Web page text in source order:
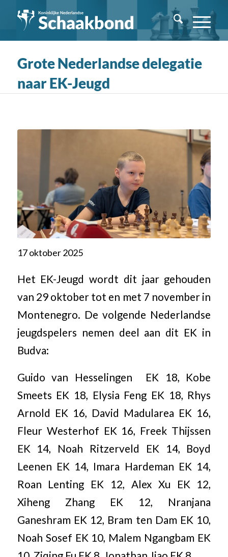
Grote Nederlandse delegatie
naar EK-Jeugd
17 oktober 2025
Het EK-Jeugd wordt dit jaar gehouden
van 29 oktober tot en met 7 november in
Montenegro. De volgende Nederlandse
jeugdspelers nemen deel aan dit EK in
Budva:
Guido van Hesselingen EK 18, Kobe
Smeets EK 18, Elysia Feng EK 18, Rhys
Arnold EK 16, David Madularea EK 16,
Fleur Westerhof EK 16, Freek Thijssen
EK 14, Noah Ritzerveld EK 14, Boyd
Leenen EK 14, Imara Hardeman EK 14,
Roan Lenting EK 12, Alex Xu EK 12,
Xiheng Zhang EK 12, Nranjana
Ganeshram EK 12, Bram ten Dam EK 10,
Noah Sosef EK 10, Malem Ngangbam EK